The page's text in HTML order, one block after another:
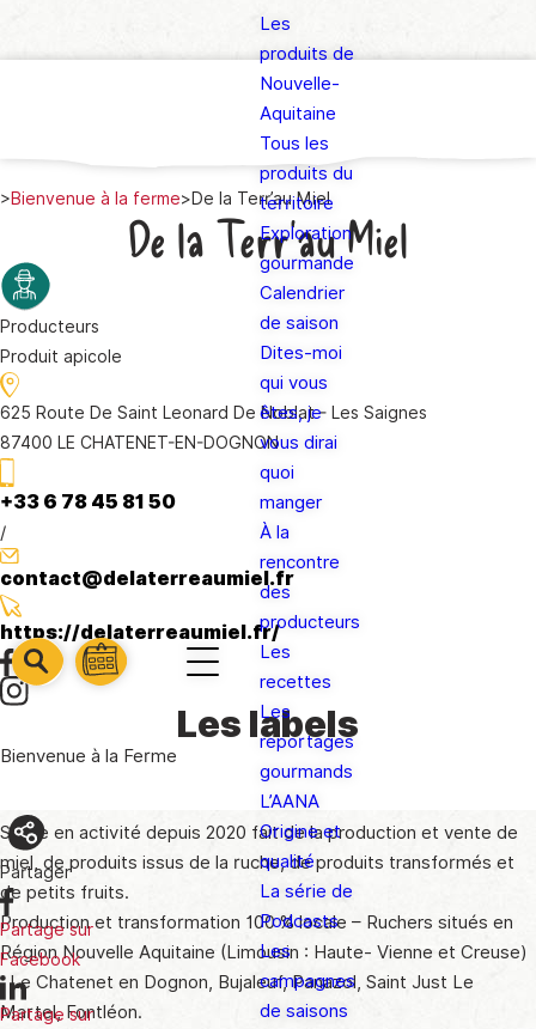
barre
barre
Les
produits de
Nouvelle-
Aquitaine
Tous les
produits du
territoire
Exploration
gourmande
Calendrier
de saison
Dites-moi
qui vous
êtes, je
vous dirai
quoi
manger
À la
rencontre
des
producteurs
Les
recettes
Les
reportages
gourmands
L’AANA
Origine et
qualité
La série de
Podcasts
Les
campagnes
de saisons
>Bienvenue à la ferme>De la Terr’au Miel
De la Terr’au Miel
Producteurs
Produit apicole
625 Route De Saint Leonard De Noblat - Les Saignes
87400 LE CHATENET-EN-DOGNON
+33 6 78 45 81 50
/
contact@delaterreaumiel.fr
https://delaterreaumiel.fr/
Les labels
Bienvenue à la Ferme
Sylvie en activité depuis 2020 fait de la production et vente de
miel, de produits issus de la ruche, de produits transformés et
de petits fruits.
Production et transformation 100 % locale – Ruchers situés en
Région Nouvelle Aquitaine (Limousin : Haute- Vienne et Creuse)
: Le Chatenet en Dognon, Bujaleuf, Panazol, Saint Just Le
Martel, Fontléon.
Partager
Partage sur
Facebook
Partage sur